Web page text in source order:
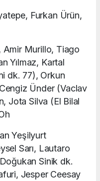
Furkan Ürün,
Amir Murillo, Tiago
Yılmaz, Kartal
dk. 77), Orkun
Ünder (Vaclav
Jota Silva (El Bilal
Yeşilyurt
Sarı, Lautaro
Sinik dk.
Jesper Ceesay